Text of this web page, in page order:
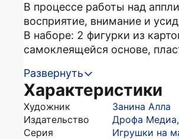
В процессе работы над
восприятие, внимание и
В наборе: 2 фигурки из
самоклеящейся основе,
Развернуть
Характеристики
Художник
Занина Алла
Издательство
Дрофа Медиа,
Серия
Игрушки на